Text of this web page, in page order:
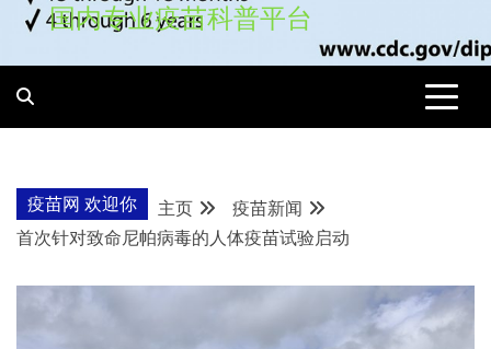
国内专业疫苗科普平台
疫苗网 欢迎你 主页
疫苗新闻
首次针对致命尼帕病毒的人体疫苗试验启动